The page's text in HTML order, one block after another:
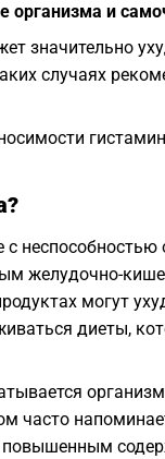
организма и
значительно
случаях
с
желудочно-
могут
диеты,
часто